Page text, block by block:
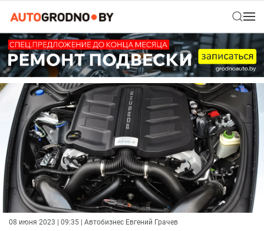
08 июня 2023 | 09:35 | Автобизнес Евгений Грачев